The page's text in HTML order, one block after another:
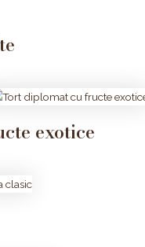
exotice